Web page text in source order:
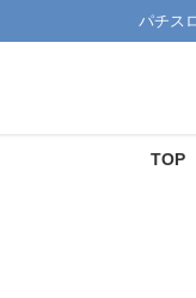
パチス
TOP